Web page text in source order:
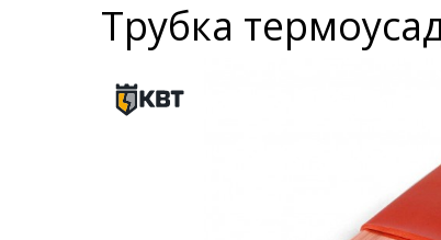
Трубка